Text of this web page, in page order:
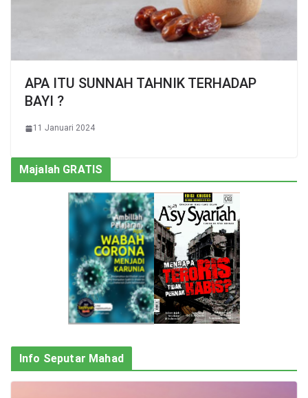
APA ITU SUNNAH TAHNIK TERHADAP
BAYI ?
11 Januari 2024
Majalah GRATIS
Info Seputar Mahad